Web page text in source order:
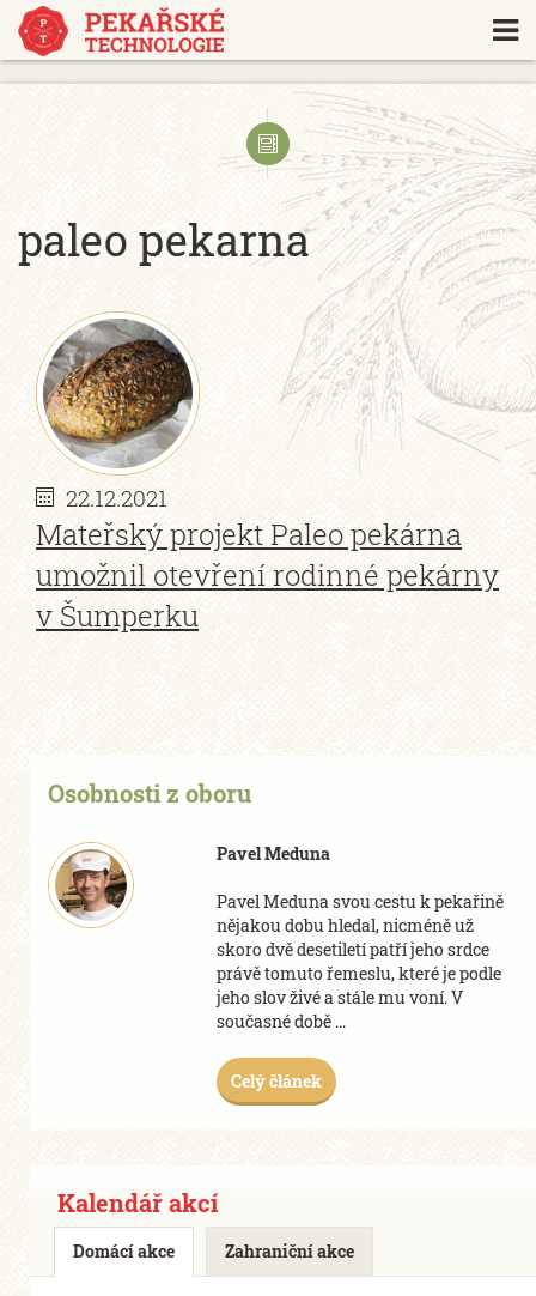
https://www.traditionrolex.com/18
paleo pekarna
22.12.2021
Mateřský projekt Paleo pekárna
umožnil otevření rodinné pekárny
v Šumperku
Osobnosti z oboru
Pavel Meduna
Pavel Meduna svou cestu k pekařině
nějakou dobu hledal, nicméně už
skoro dvě desetiletí patří jeho srdce
právě tomuto řemeslu, které je podle
jeho slov živé a stále mu voní. V
současné době ...
Celý článek
Kalendář akcí
Domácí akce Zahraniční akce